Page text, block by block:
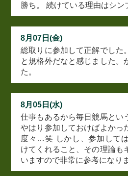
勝ち。 続けている理由はシン
8月07日(金)
総取りに参加して正解でした
と規格外だなと感じました。
た。
8月05日(水)
仕事もあるから毎日競馬とい
やはり参加しておけばよか
度々…笑 しかし、参加して
けてくれること、その理論も
いますので非常に参考になり